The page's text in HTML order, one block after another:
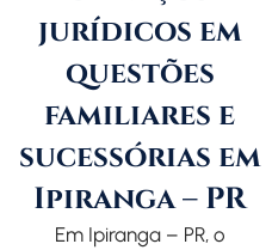
jurídicos em
questões
familiares e
sucessórias em
Ipiranga – PR
Em Ipiranga – PR, o